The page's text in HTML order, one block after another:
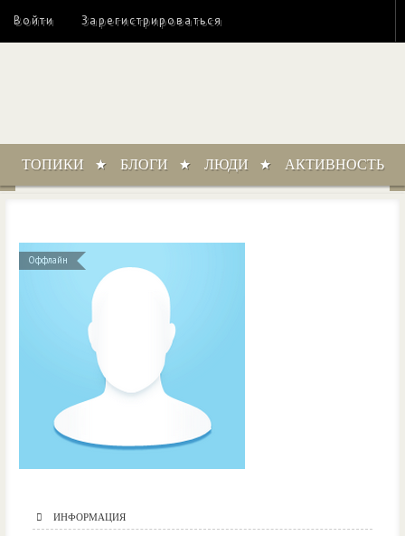
Войти Зарегистрироваться
ТОПИКИ БЛОГИ ЛЮДИ АКТИВНОСТЬ
Оффлайн
ИНФОРМАЦИЯ